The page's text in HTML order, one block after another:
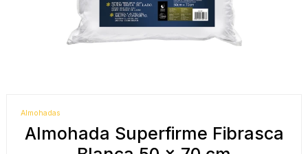
Almohadas
Almohada Superfirme Fibrasca